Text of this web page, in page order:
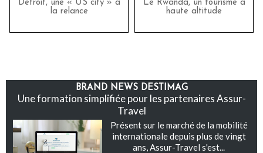
Detroit, une « US city » à
la relance
Le Rwanda, un tourisme à
haute altitude
BRAND NEWS DESTIMAG
Une formation simplifiée pour les partenaires Assur-
Travel
Présent sur le marché de la mobilité
internationale depuis plus de vingt
ans, Assur-Travel s'est...